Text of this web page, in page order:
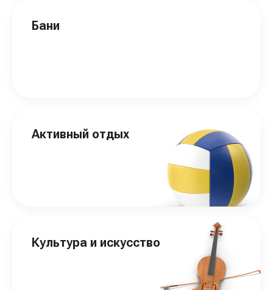
Бани
Активный отдых
Культура и искусство